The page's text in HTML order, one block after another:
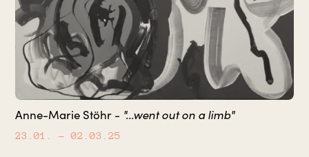
Anne-Marie Stöhr - "...went out on a limb"
23.01. – 02.03.25